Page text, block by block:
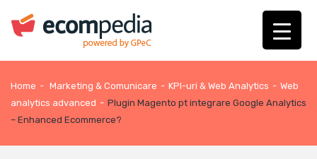
Home - Marketing & Comunicare - KPI-uri & Web Analytics - Web
analytics advanced - Plugin Magento pt integrare Google Analytics
– Enhanced Ecommerce?